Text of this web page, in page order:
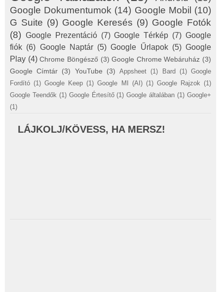
Google Dokumentumok (14) Google Mobil (10)
G Suite (9) Google Keresés (9) Google Fotók
(8) Google Prezentáció (7) Google Térkép (7) Google
fiók (6) Google Naptár (5) Google Űrlapok (5) Google
Play (4) Chrome Böngésző (3) Google Chrome Webáruház (3)
Google Címtár (3) YouTube (3) Appsheet (1) Bard (1) Google
Fordító (1) Google Keep (1) Google MI (AI) (1) Google Rajzok (1)
Google Teendők (1) Google Értesítő (1) Google általában (1) Google+
(1)
LÁJKOLJ/KÖVESS, HA MERSZ!